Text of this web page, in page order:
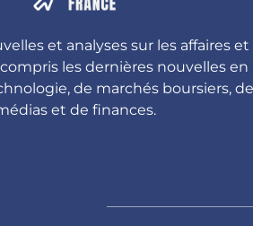
et analyses sur les affaires et
compris les dernières nouvelles en
de marchés boursiers, de
et de finances.